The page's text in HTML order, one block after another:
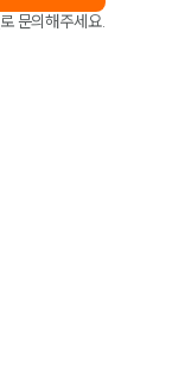
로 문의해주세요.